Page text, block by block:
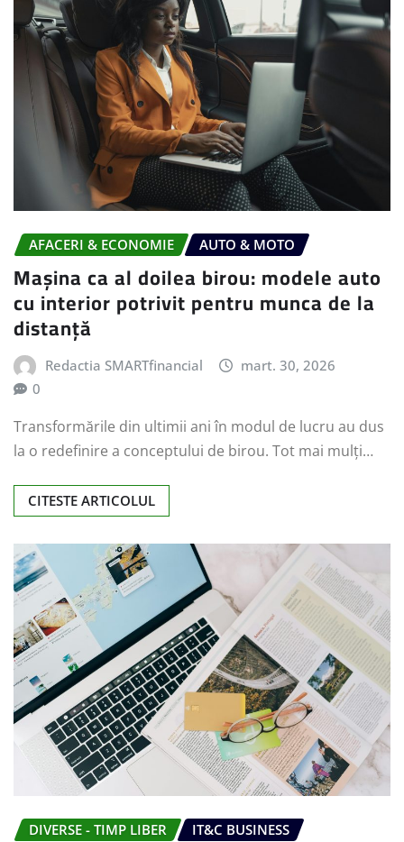
AFACERI & ECONOMIE AUTO & MOTO
Mașina ca al doilea birou: modele auto
cu interior potrivit pentru munca de la
distanță
Redactia SMARTfinancial
mart. 30, 2026
0
Transformările din ultimii ani în modul de lucru au dus
la o redefinire a conceptului de birou. Tot mai mulți…
CITESTE ARTICOLUL
DIVERSE - TIMP LIBER IT&C BUSINESS